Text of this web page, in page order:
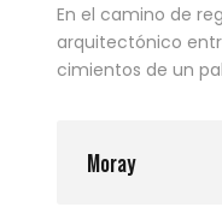
En el camino de
arquitectónico
cimientos de un
Moray